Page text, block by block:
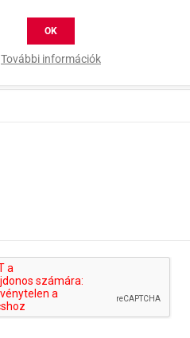
OK
További információk